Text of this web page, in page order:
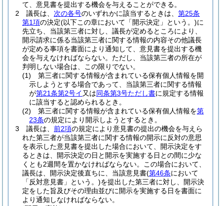
て、意見書を提出する機会を与えることができる。
2
議長は、 次の各号のいずれかに該当するときは、 第25条
第1項の決定(以下この章において「開示決定」という。)に
先立ち、当該第三者に対し、議長が定めるところにより、
開示請求に係る当該第三者に関する情報の内容その他議長
が定める事項を書面により通知して、意見書を提出する機
会を与えなければならない。 ただし、当該第三者の所在が
判明しない場合は、この限りでない。
(1)
第三者に関する情報が含まれている保有個人情報を開
示しようとする場合であって、当該第三者に関する情報
が第21条第2号イ 又は同条第3号ただし書に規定する情報
に該当すると認められるとき。
(2)
第三者に関する情報が含まれている保有個人情報を第
23条の規定により開示しようとするとき。
3
議長は、 前2項の規定により意見書の提出の機会を与えら
れた第三者が当該第三者に関する情報の開示に反対の意思
を表示した意見書を提出した場合において、開示決定をす
るときは、開示決定の日と開示を実施する日との間に少な
くとも2週間を置かなければならない。
この場合において、
議長は、開示決定後直ちに、当該意見書(第46条において
「反対意見書」という。)を提出した第三者に対し、開示決
定をした旨及びその理由並びに開示を実施する日を書面に
より通知しなければならない。